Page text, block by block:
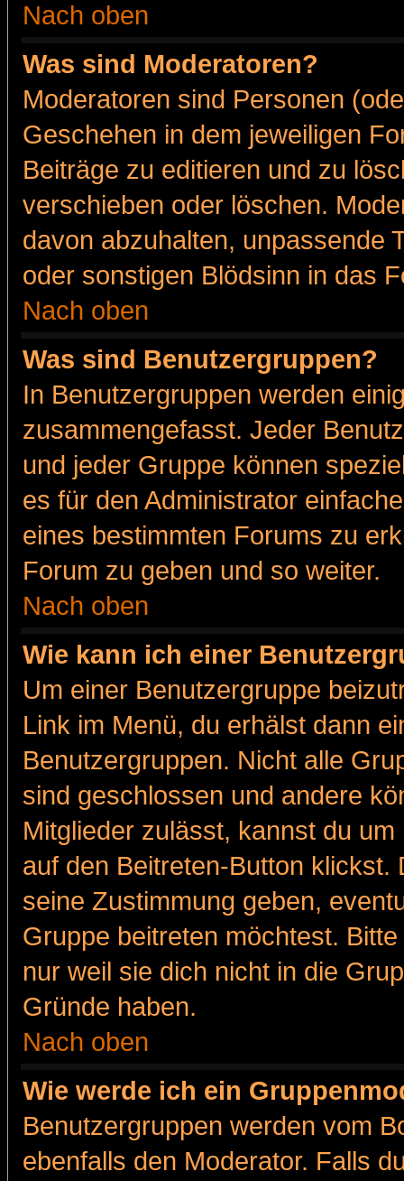
Nach oben
Was sind Moderatoren?
Moderatoren sind Personen
Geschehen in dem jeweiligen
Beiträge zu editieren und zu
verschieben oder löschen.
davon abzuhalten, unpassende
oder sonstigen Blödsinn in das
Nach oben
Was sind Benutzergruppen?
In Benutzergruppen werden
zusammengefasst. Jeder
und jeder Gruppe können
es für den Administrator
eines bestimmten Forums zu
Forum zu geben und so weiter.
Nach oben
Wie kann ich einer
Um einer Benutzergruppe
Link im Menü, du erhälst dann
Benutzergruppen. Nicht alle
sind geschlossen und andere
Mitglieder zulässt, kannst du
auf den Beitreten-Button
seine Zustimmung geben,
Gruppe beitreten möchtest.
nur weil sie dich nicht in die
Gründe haben.
Nach oben
Wie werde ich ein
Benutzergruppen werden vom
ebenfalls den Moderator. Falls